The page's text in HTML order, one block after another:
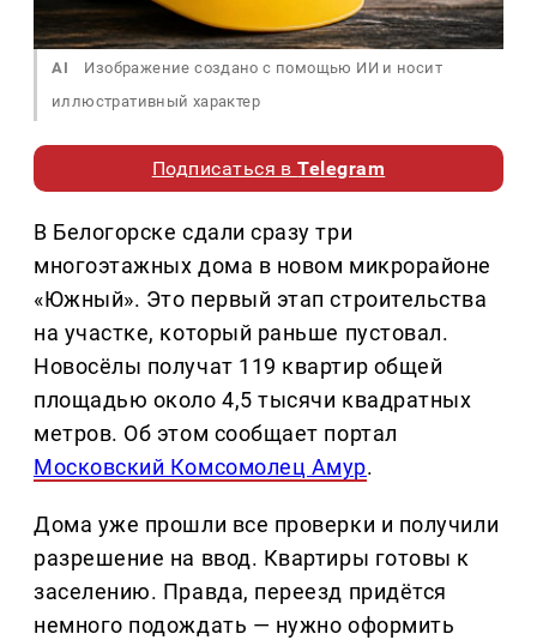
AI
Изображение создано с помощью ИИ и носит
иллюстративный характер
Подписаться вTelegram
В Белогорске сдали сразу три
многоэтажных дома в новом микрорайоне
«Южный». Это первый этап строительства
на участке, который раньше пустовал.
Новосёлы получат 119 квартир общей
площадью около 4,5 тысячи квадратных
метров. Об этом сообщает портал
Московский Комсомолец Амур.
Дома уже прошли все проверки и получили
разрешение на ввод. Квартиры готовы к
заселению. Правда, переезд придётся
немного подождать — нужно оформить